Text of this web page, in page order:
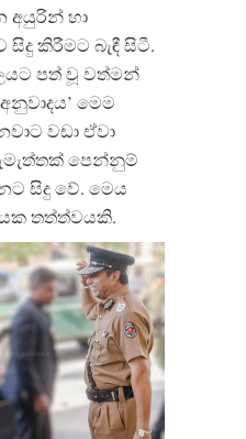
අයුරින් හා
කිරීමට බැඳී සිටී.
පත් වූ වත්මන්
මෙම
වඩා ඒවා
පෙන්නුම්
සිදු වේ. මෙය
තත්ත්වයකි.